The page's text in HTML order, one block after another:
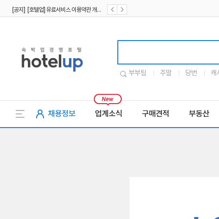
부부팀 주말 당번 캐
채용정보 업계소식 구매견적 부동산